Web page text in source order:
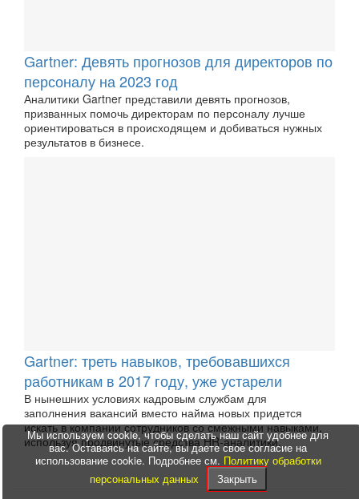
Gartner: Девять прогнозов для директоров по
персоналу на 2023 год
Аналитики Gartner представили девять прогнозов,
призванных помочь директорам по персоналу лучше
ориентироваться в происходящем и добиваться нужных
результатов в бизнесе.
Gartner: треть навыков, требовавшихся
работникам в 2017 году, уже устарели
В нынешних условиях кадровым службам для
заполнения вакансий вместо найма новых придется
искать в компании сотрудников со смежными навыками,
используя продвинутые средства HR-аналитики.
Мы используем cookie, чтобы сделать наш сайт удобнее для
вас. Оставаясь на сайте, вы даете свое согласие на
использование cookie. Подробнее см. Политику обработки
персональных данных
Закрыть